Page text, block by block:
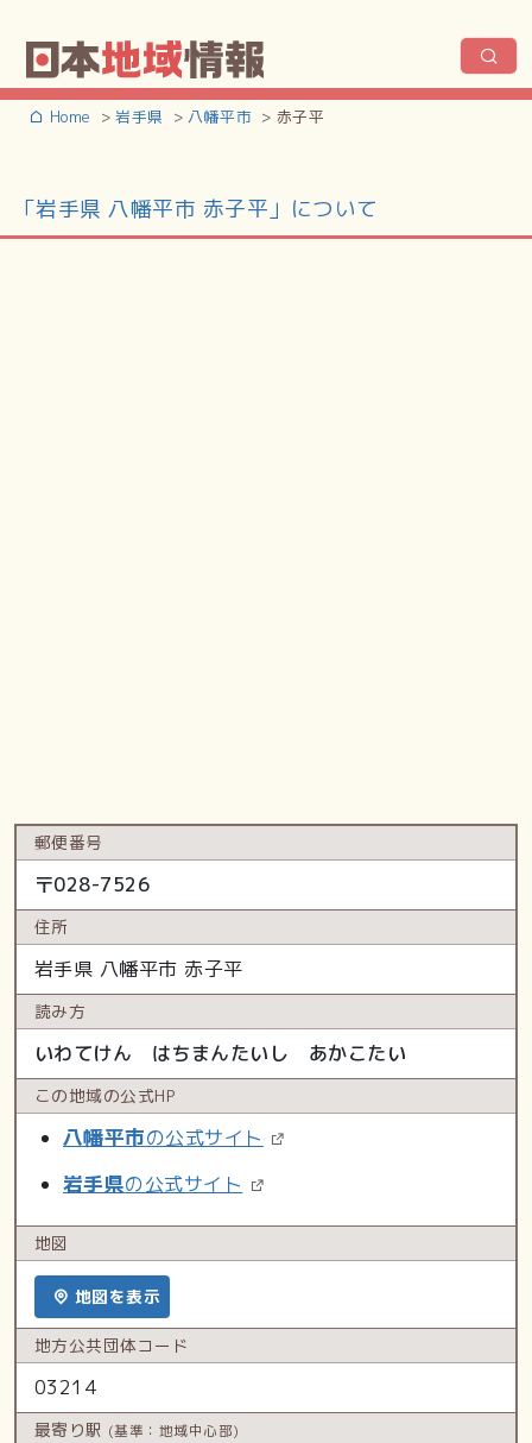
Home 岩手県 八幡平市 赤子平
「岩手県 八幡平市 赤子平」について
郵便番号
〒028-7526
住所
岩手県 八幡平市 赤子平
読み方
いわてけん はちまんたいし あかこたい
この地域の公式HP
八幡平市の公式サイト
岩手県の公式サイト
地図
地図を表示
地方公共団体コード
03214
最寄り駅 (基準：地域中心部)